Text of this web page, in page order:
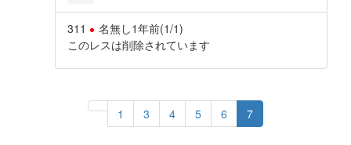
311 名無し1年前(1/1)
このレスは削除されています
1 3 4 5 6 7